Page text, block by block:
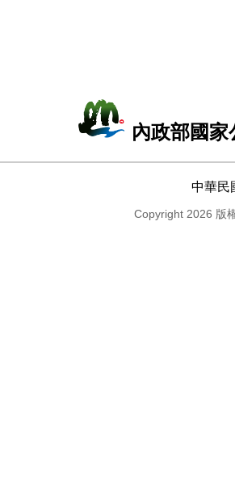
內政部國
中華民
Copyright 2026 版